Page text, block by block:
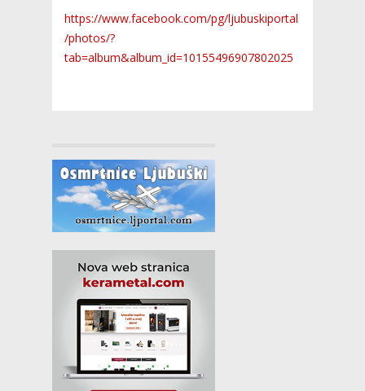
https://www.facebook.com/pg/ljubuskiportal
/photos/?
tab=album&album_id=10155496907802025